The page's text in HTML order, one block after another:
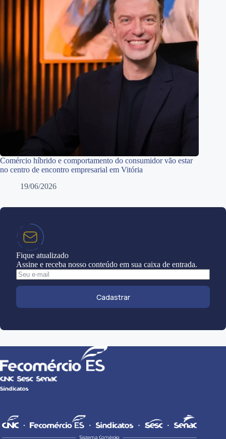
Comércio híbrido e comportamento do consumidor vão estar
no centro de encontro empresarial em Vitória
19/06/2026
Fique atualizado
Assine e receba nosso conteúdo em sua caixa de entrada.
Cadastrar